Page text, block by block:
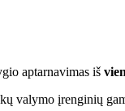
aptarnavimas iš
valymo įrenginių